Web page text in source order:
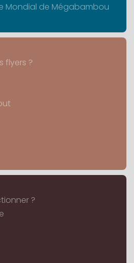
Mondial de Mégabambou
flyers ?
?